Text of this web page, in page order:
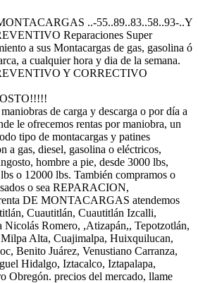
..-55..89..83..58..93-..Y
Reparaciones Super
a sus Montacargas de gas, gasolina ó
a cualquier hora y dia de la semana.
Y CORRECTIVO
de carga y descarga o por día a
le ofrecemos rentas por maniobra, un
tipo de montacargas y patines
a gas, diesel, gasolina o eléctricos,
hombre a pie, desde 3000 lbs,
o 12000 lbs. También compramos o
o sea REPARACION,
DE MONTACARGAS atendemos
Cuautitlán, Cuautitlán Izcalli,
Nicolás Romero, ,Atizapán,, Tepotzotlán,
Alta, Cuajimalpa, Huixquilucan,
Benito Juárez, Venustiano Carranza,
Hidalgo, Iztacalco, Iztapalapa,
Obregón. precios del mercado, llame